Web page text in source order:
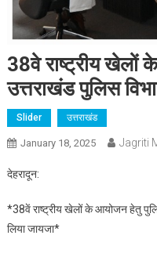
38वे राष्ट्रीय
उत्तराखंड पुलिस
Slider उत्तराखंड
January 18, 2025 Jagriti
देहरादून:
*38वें राष्ट्रीय खेलों के आयोजन हेतु
लिया जायजा*